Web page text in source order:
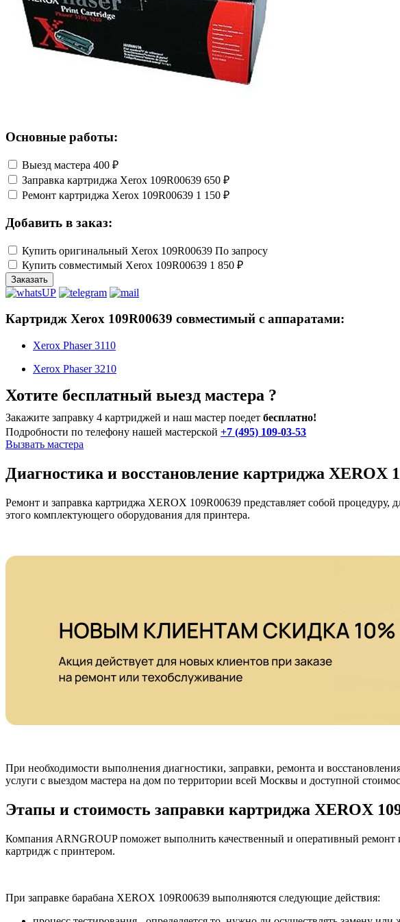
Основные работы:
Выезд мастера 400 ₽
Заправка картриджа Xerox 109R00639 650 ₽
Ремонт картриджа Xerox 109R00639 1 150 ₽
Добавить в заказ:
Купить оригинальный Xerox 109R00639 По запросу
Купить совместимый Xerox 109R00639 1 850 ₽
Заказать
Картридж Xerox 109R00639 совместимый с аппаратами:
Xerox Phaser 3110
Xerox Phaser 3210
Хотите бесплатный выезд мастера ?
Закажите заправку 4 картриджей и наш мастер поедет бесплатно!
Подробности по телефону нашей мастерской +7 (495) 109-03-53
Вызвать мастера
Диагностика и восстановление картриджа XEROX
Ремонт и заправка картриджа XEROX 109R00639 представляет собой
этого комплектующего оборудования для принтера.
При необходимости выполнения диагностики, заправки, ремонта и
услуги с выездом мастера на дом по территории всей Москвы и доступной
Этапы и стоимость заправки картриджа XEROX
Компания ARNGROUP поможет выполнить качественный и оперативный
картридж с принтером.
При заправке барабана XEROX 109R00639 выполняются следующие действия: